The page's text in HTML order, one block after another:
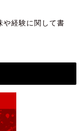
や経験に関して書